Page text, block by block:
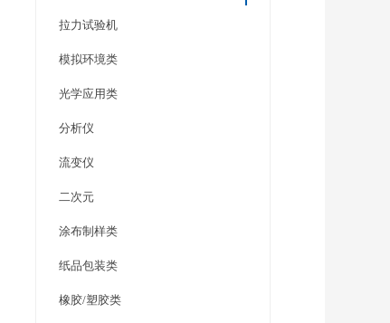
拉力试验机
模拟环境类
光学应用类
分析仪
流变仪
二次元
涂布制样类
纸品包装类
橡胶/塑胶类